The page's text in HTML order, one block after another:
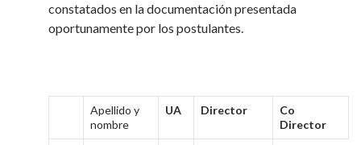
constatados en la documentación presentada
oportunamente por los postulantes.
Apellido y
nombre
UA Director
Co
Director